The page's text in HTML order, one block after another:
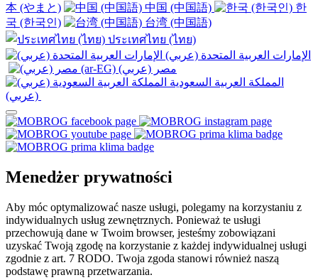
本 (やまと)
中国 (中国語)
한
국 (한국인)
台湾 (中国語)
ประเทศไทย (ไทย)
Menedżer prywatności
Aby móc optymalizować nasze usługi, polegamy na korzystaniu z
indywidualnych usług zewnętrznych. Ponieważ te usługi
przechowują dane w Twoim browser, jesteśmy zobowiązani
uzyskać Twoją zgodę na korzystanie z każdej indywidualnej usługi
zgodnie z art. 7 RODO. Twoja zgoda stanowi również naszą
podstawę prawną przetwarzania.